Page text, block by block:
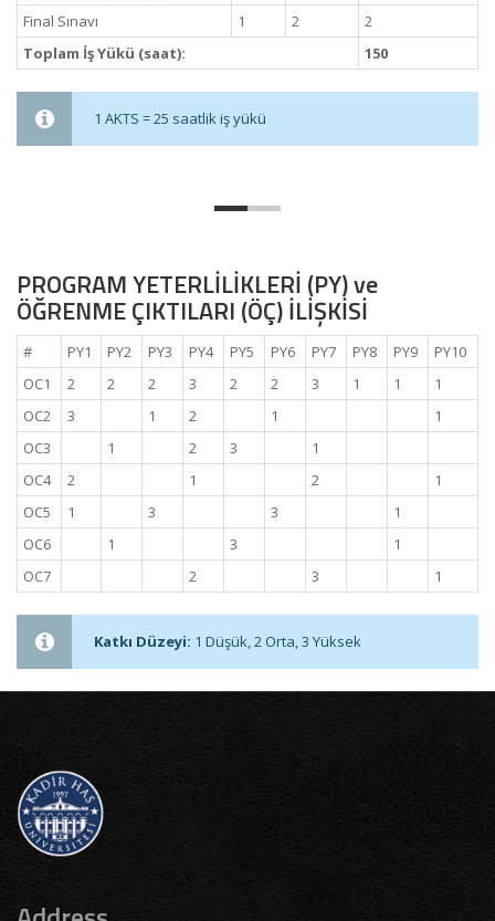
Final Sınavı 1 2
2
Toplam İş Yükü (saat):
150
1 AKTS = 25 saatlik iş yükü
PROGRAM YETERLİLİKLERİ (PY) ve
ÖĞRENME ÇIKTILARI (ÖÇ) İLİŞKİSİ
# PY1 PY2 PY3 PY4 PY5 PY6 PY7 PY8 PY9
PY10
OC1
2 2 2 3 2 2 3 1 1
1
OC2
3 1 2 1
1
OC3
1 2 3
1
OC4
2 1 2
1
OC5
1 3 3
1
OC6
1 3
1
OC7
2 3 1
Katkı Düzeyi: 1 Düşük, 2 Orta, 3 Yüksek